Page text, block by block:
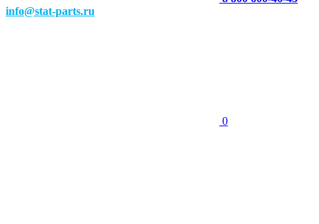
info@stat-parts.ru
0